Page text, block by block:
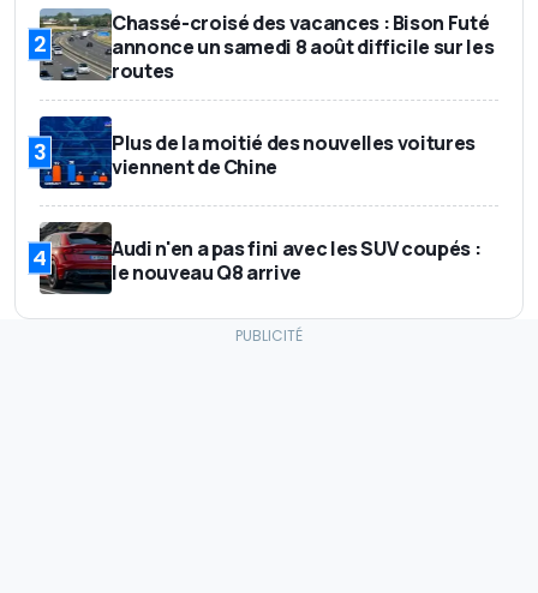
2
Chassé-croisé des vacances : Bison Futé
annonce un samedi 8 août difficile sur les
routes
3
Plus de la moitié des nouvelles voitures
viennent de Chine
4
Audi n'en a pas fini avec les SUV coupés :
le nouveau Q8 arrive